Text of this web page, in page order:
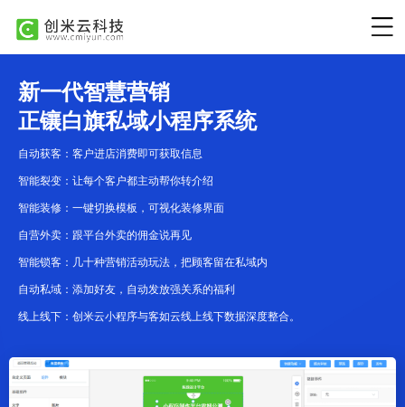
新一代智慧营销
正镶白旗私域小程序系统
自动获客：客户进店消费即可获取信息
智能裂变：让每个客户都主动帮你转介绍
智能装修：一键切换模板，可视化装修界面
自营外卖：跟平台外卖的佣金说再见
智能锁客：几十种营销活动玩法，把顾客留在私域内
自动私域：添加好友，自动发放强关系的福利
线上线下：创米云小程序与客如云线上线下数据深度整合。